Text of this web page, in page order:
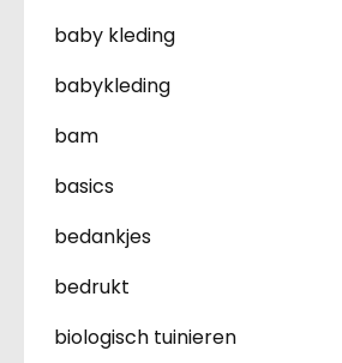
baby kleding
babykleding
bam
basics
bedankjes
bedrukt
biologisch tuinieren